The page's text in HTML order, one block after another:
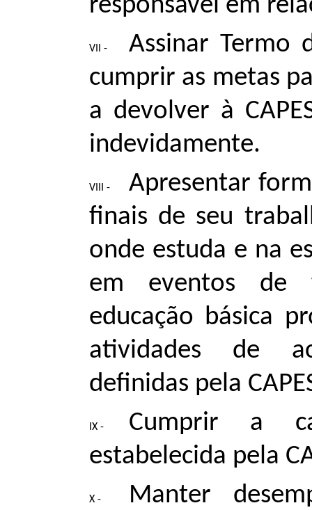
responsável em
Assinar Termo
cumprir as metas
a devolver à
indevidamente.
Apresentar
finais de seu
onde estuda e na
em eventos de
educação básica
atividades de
definidas pela
Cumprir a
estabelecida pela
Manter